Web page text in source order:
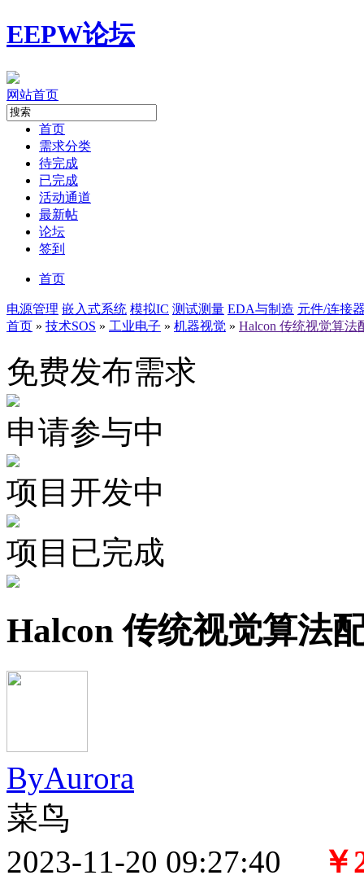
EEPW论坛
网站首页
首页
需求分类
待完成
已完成
活动通道
最新帖
论坛
签到
首页
电源管理 嵌入式系统 模拟IC 测试测量 EDA与制造 元件/连接
首页 » 技术SOS » 工业电子 » 机器视觉 » Halcon 传统视觉算法
免费发布需求
申请参与中
项目开发中
项目已完成
Halcon 传统视觉算法
ByAurora
菜鸟
2023-11-20 09:27:40
￥